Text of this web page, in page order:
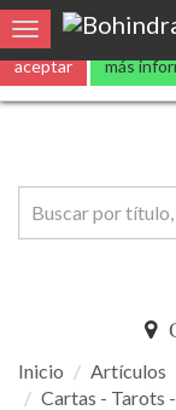
Utilizamoscookies
aceptar más
Toggle navigation
Inicio
Artículos
Cartas - Tarots